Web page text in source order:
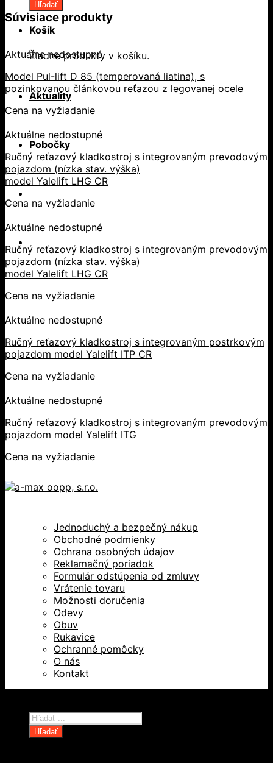
Hľadať
Košík
Žiadne produkty v košíku.
Aktuality
Pobočky
Súvisiace produkty
Aktuálne nedostupné
Model Pul-lift D 85 (temperovaná liatina), s
pozinkovanou článkovou reťazou z legovanej ocele
Cena na vyžiadanie
Aktuálne nedostupné
Ručný reťazový kladkostroj s integrovaným prevodovým
pojazdom (nízka stav. výška)
model Yalelift LHG CR
Cena na vyžiadanie
Aktuálne nedostupné
Ručný reťazový kladkostroj s integrovaným prevodovým
pojazdom (nízka stav. výška)
model Yalelift LHG CR
Cena na vyžiadanie
Aktuálne nedostupné
Ručný reťazový kladkostroj s integrovaným postrkovým
pojazdom model Yalelift ITP CR
Cena na vyžiadanie
Aktuálne nedostupné
Ručný reťazový kladkostroj s integrovaným prevodovým
pojazdom model Yalelift ITG
Cena na vyžiadanie
Jednoduchý a bezpečný nákup
Obchodné podmienky
Ochrana osobných údajov
Reklamačný poriadok
Formulár odstúpenia od zmluvy
Vrátenie tovaru
Možnosti doručenia
Odevy
Obuv
Rukavice
Ochranné pomôcky
O nás
Kontakt
Products
search
Hľadať